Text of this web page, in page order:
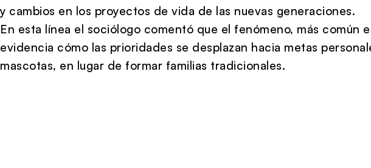
y cambios en los proyectos de vida de las nuevas generaciones.
En esta línea el sociólogo comentó que el fenómeno, más común
evidencia cómo las prioridades se desplazan hacia metas
mascotas, en lugar de formar familias tradicionales.